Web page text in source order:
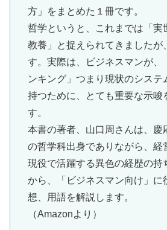
方」をまとめた１冊です。
哲学というと、これまでは「実
教養」と捉えられてきましたが
す。実際は、ビジネスマンが、
ンキング」つまり現状のシステ
持つために、とても重要な示唆
す。
本書の著者、山口周さんは、慶
の哲学科出身でありながら、経
現役で活躍する異色の経歴の持
から、「ビジネスマン向け」に
想、用語を解説します。
（Amazonより）